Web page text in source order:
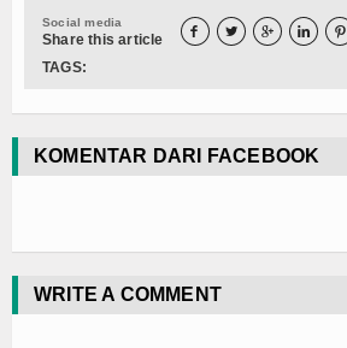
Social media
Share this article     
TAGS:
KOMENTAR DARI FACEBOOK
WRITE A COMMENT